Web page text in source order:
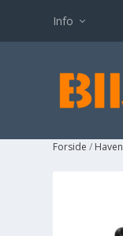
Info
Forside / Haven